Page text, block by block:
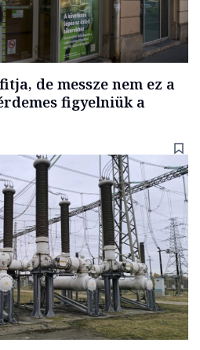
de messze nem ez a
figyelniük a